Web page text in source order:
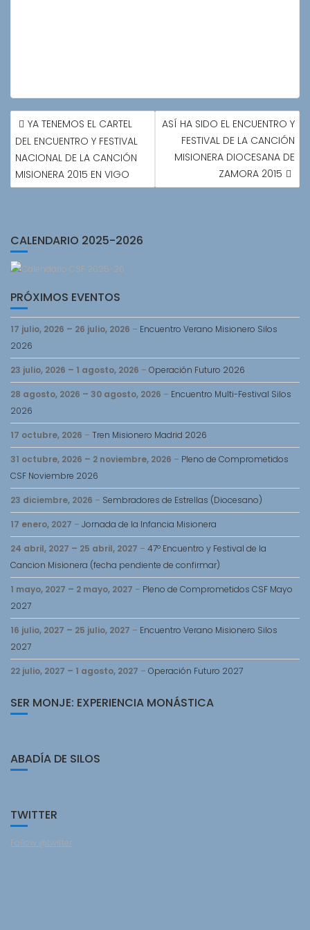
NAVEGACIÓN
DE
ENTRADAS
YA TENEMOS EL CARTEL
DEL ENCUENTRO Y FESTIVAL
NACIONAL DE LA CANCIÓN
MISIONERA 2015 EN VIGO
ASÍ HA SIDO EL ENCUENTRO Y
FESTIVAL DE LA CANCIÓN
MISIONERA DIOCESANA DE
ZAMORA 2015
CALENDARIO 2025-2026
PRÓXIMOS EVENTOS
17 julio, 2026 – 26 julio, 2026 – Encuentro Verano Misionero Silos
2026
23 julio, 2026 – 1 agosto, 2026 – Operación Futuro 2026
28 agosto, 2026 – 30 agosto, 2026 – Encuentro Multi-Festival Silos
2026
17 octubre, 2026 – Tren Misionero Madrid 2026
31 octubre, 2026 – 2 noviembre, 2026 – Pleno de Comprometidos
CSF Noviembre 2026
23 diciembre, 2026 – Sembradores de Estrellas (Diocesano)
17 enero, 2027 – Jornada de la Infancia Misionera
24 abril, 2027 – 25 abril, 2027 – 47º Encuentro y Festival de la
Cancion Misionera (fecha pendiente de confirmar)
1 mayo, 2027 – 2 mayo, 2027 – Pleno de Comprometidos CSF Mayo
2027
16 julio, 2027 – 25 julio, 2027 – Encuentro Verano Misionero Silos
2027
22 julio, 2027 – 1 agosto, 2027 – Operación Futuro 2027
SER MONJE: EXPERIENCIA MONÁSTICA
ABADÍA DE SILOS
TWITTER
Follow @twitter